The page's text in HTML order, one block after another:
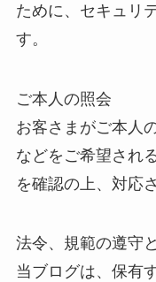
ために、セキュリ
す。
ご本人の照会
お客さまがご本人
などをご希望され
を確認の上、対応
法令、規範の遵守
当ブログは、保有